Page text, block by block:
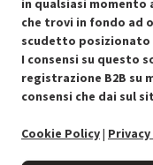
Condizioni generali
in qualsiasi momento
che trovi in fondo ad
scudetto posizionato
I consensi su questo
registrazione B2B su
consensi che dai sul
Cookie Policy|